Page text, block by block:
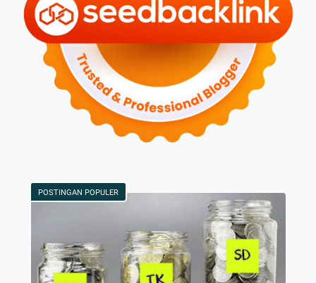
POSTINGAN POPULER